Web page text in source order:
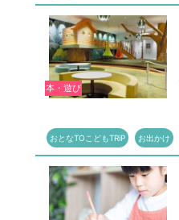
本・遊び
おとなTOこどもTRiP お出かけ